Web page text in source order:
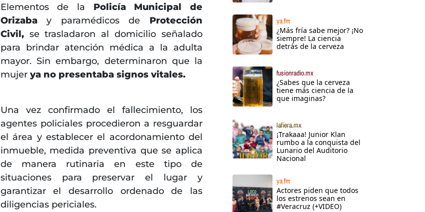
Elementos de la Policía Municipal de
Orizabay paramédicos de Protección
Civil,se trasladaron al domicilio señalado
para brindar atención médica a la adulta
mayor. Sin embargo, determinaron que la
mujerya no presentaba signos vitales.
Una vez confirmado el fallecimiento, los
agentes policiales procedieron a resguardar
el área y establecer el acordonamiento del
inmueble, medida preventiva que se aplica
de manera rutinaria en este tipo de
situaciones para preservar el lugar y
garantizar el desarrollo ordenado de las
diligencias periciales.
ya.fm
¿Más fría sabe mejor? ¡No
siempre! La ciencia
detrás de la cerveza
fusionradio.mx
¿Sabes que la cerveza
tiene más ciencia de la
que imaginas?
lafiera.mx
¡Trakaaa! Junior Klan
rumbo a la conquista del
Lunario del Auditorio
Nacional
ya.fm
Actores piden que todos
los estrenos sean en
#Veracruz (+VIDEO)